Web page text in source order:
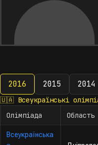
2016 2015 2014
2016
🇺🇦 Всеукраїнські
Олімпіада
Область
Всеукраїнська